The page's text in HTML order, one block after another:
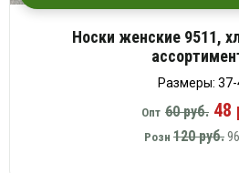
Носки женские 9511,
Размеры: 37-
Опт 60 руб. 48
Розн 120 руб.